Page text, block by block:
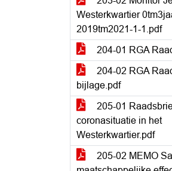
Westerkwartier
2019tm2021-1-1.pdf
204-01 RGA
204-02 RGA
bijlage.pdf
205-01
coronasituatie in het
Westerkwartier.pdf
205-02 MEMO